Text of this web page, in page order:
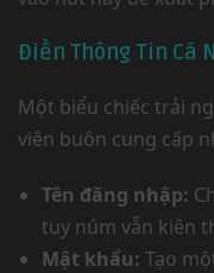
Điền Thông Tin Cá
Một biểu chiếc trải
viên buôn cung cấp
Tên đăng nhập:
tuy núm vẫn kiên
Mật khẩu: Tạo